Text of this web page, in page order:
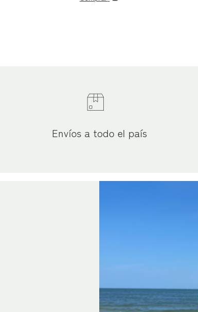
Envíos a todo el país